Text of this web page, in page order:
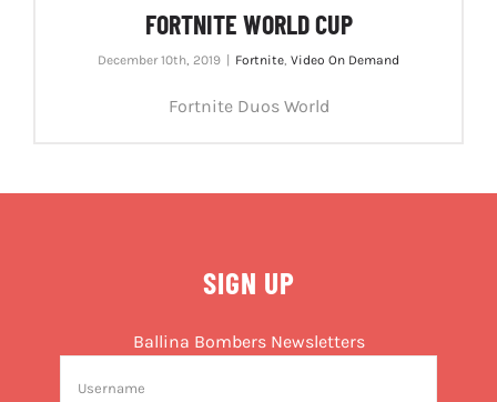
FORTNITE WORLD CUP
December 10th, 2019 Fortnite, Video On Demand
Fortnite Duos World
SIGN UP
Ballina Bombers Newsletters